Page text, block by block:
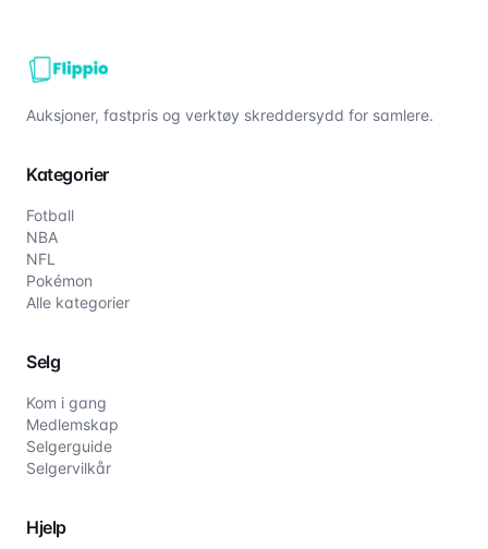
Auksjoner, fastpris og verktøy skreddersydd for samlere.
Kategorier
Fotball
NBA
NFL
Pokémon
Alle kategorier
Selg
Kom i gang
Medlemskap
Selgerguide
Selgervilkår
Hjelp